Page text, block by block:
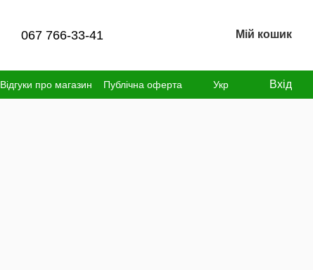
067 766-33-41 Мій кошик
Відгуки про магазин Публічна оферта Укр Вхід